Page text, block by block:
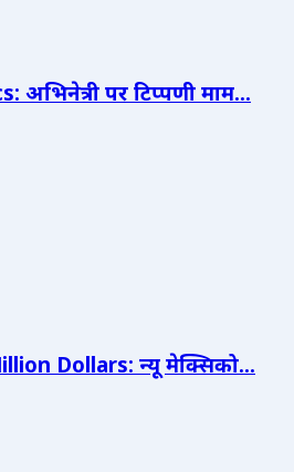
पर टिप्पणी माम...
Dollars: न्यू मेक्सिको...